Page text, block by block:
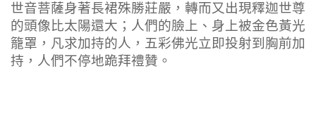
世音菩薩身著長裙殊勝莊嚴，轉而又出現釋迦世尊
的頭像比太陽還大；人們的臉上、身上被金色黃光
籠罩，凡求加持的人，五彩佛光立即投射到胸前加
持，人們不停地跪拜禮贊。